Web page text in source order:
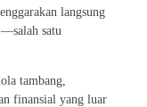
langsung
satu
tambang,
finansial yang luar